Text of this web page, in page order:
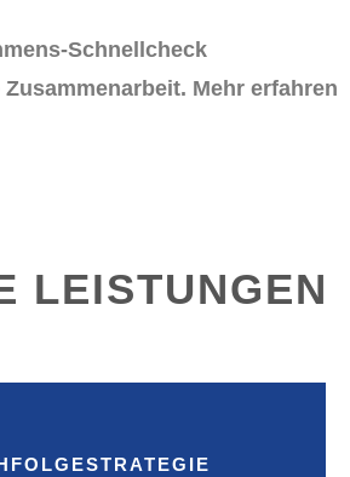
Schnellcheck
Zusammenarbeit. Mehr erfahren
LEISTUNGEN